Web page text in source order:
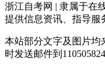
浙江自考网 | 隶属于在
提供信息资讯、指导服
本站部分文字及图片均
时发送邮件到